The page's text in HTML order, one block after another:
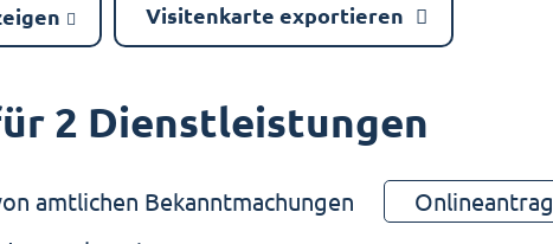
Visitenkarte exportieren
2 Dienstleistungen
amtlichen Bekanntmachungen
Onlineantrag